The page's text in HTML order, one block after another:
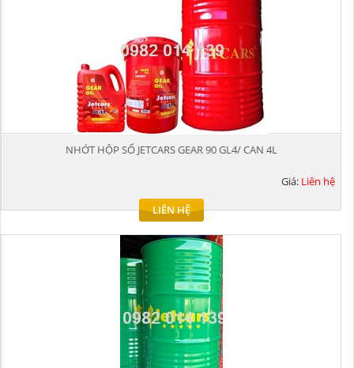
NHỚT HỘP SỐ JETCARS GEAR 90 GL4/ CAN 4L
Giá: Liên hệ
LIÊN HỆ